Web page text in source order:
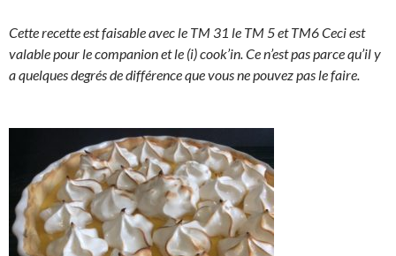
Cette recette est faisable avec le TM 31 le TM 5 et TM6 Ceci est
valable pour le companion et le (i) cook’in. Ce n’est pas parce qu’il y
a quelques degrés de différence que vous ne pouvez pas le faire.